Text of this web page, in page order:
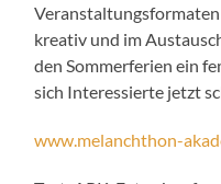
kreativ und im
den Sommerferien ein
sich Interessierte jetzt
www.melanchthon-